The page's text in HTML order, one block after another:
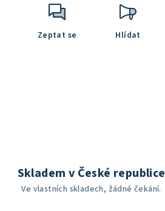
Zeptat se Hlídat
Skladem v České republice
Ve vlastních skladech, žádné čekání.